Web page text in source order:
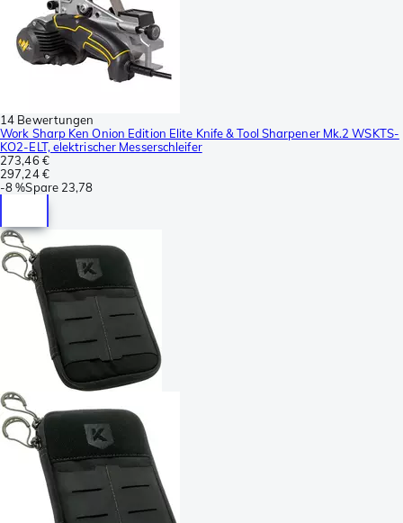
14 Bewertungen
Work Sharp Ken Onion Edition Elite Knife & Tool Sharpener Mk.2 WSKTS-
KO2-ELT, elektrischer Messerschleifer
273,46 €
297,24 €
-8 %Spare 23,78